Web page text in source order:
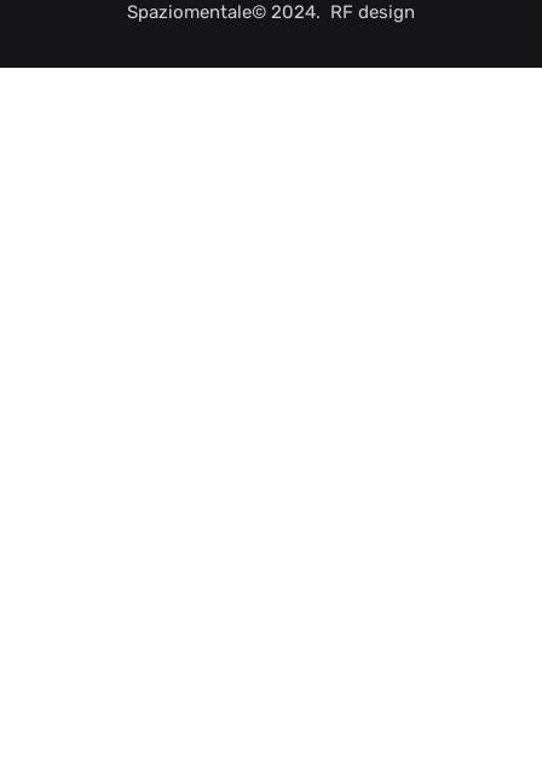
Spaziomentale© 2024. RF design